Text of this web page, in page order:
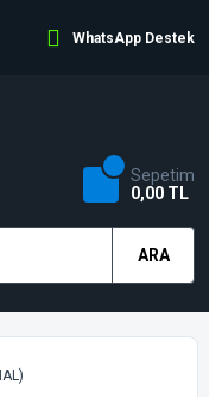
WhatsApp Destek
ARA
Sepetim
0,00 TL